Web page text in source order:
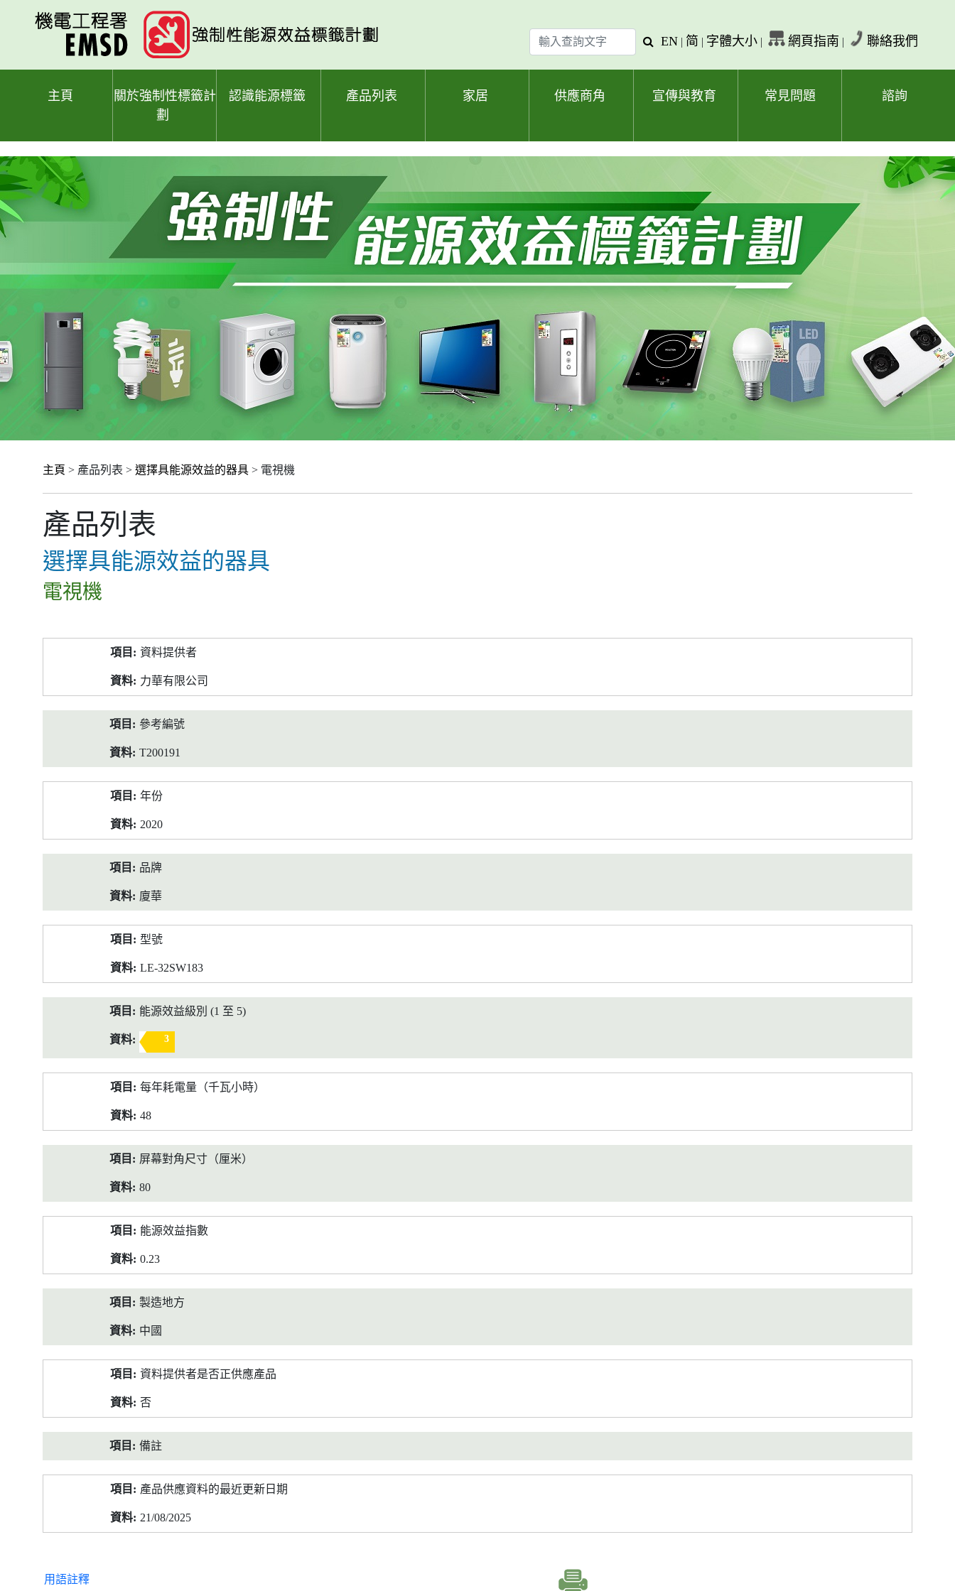
輸
入
查
查
字
EN | 简 | 字體大小 | 網頁指南 | 聯絡我們
主頁
關於強制性標籤計
劃
認識能源標籤 產品列表 家居 供應商角 宣傳與教育 常見問題 諮詢
主頁 > 產品列表 > 選擇具能源效益的器具 > 電視機
產品列表
選擇具能源效益的器具
電視機
料
資料提供者
力華有限公司
參考編號
T200191
年份
2020
品牌
廈華
型號
LE-32SW183
能源效益級別 (1 至 5)
3
每年耗電量（千瓦小時）
48
屏幕對角尺寸（厘米）
80
能源效益指數
0.23
製造地方
中國
資料提供者是否正供應產品
否
備註
產品供應資料的最近更新日期
21/08/2025
用語註釋